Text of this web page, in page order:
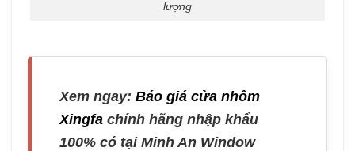
lượng
Xem ngay:Báo giá cửa nhôm
Xingfachính hãng nhập khẩu
100% có tại Minh An Window